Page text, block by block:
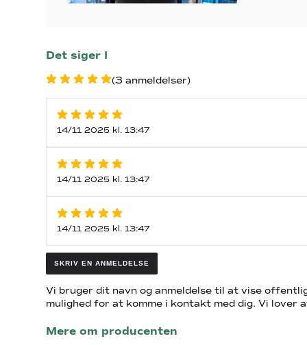
Det siger I
(3 anmeldelser)
14/11 2025 kl. 13:47
14/11 2025 kl. 13:47
14/11 2025 kl. 13:47
SKRIV EN ANMELDELSE
Vi bruger dit navn og anmeldelse til at vise
mulighed for at komme i kontakt med dig. Vi lover
Mere om producenten